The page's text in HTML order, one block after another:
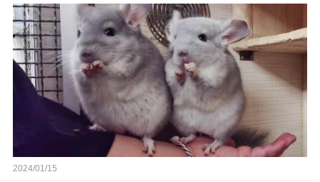
2024/01/15